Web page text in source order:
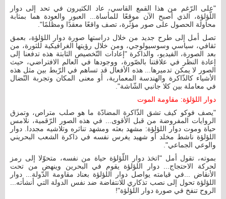
"على الرّغم من هذا القمع القاسي، عاد الكثيرون في تحد إلى دوار
اللّؤلؤة، الذي أصبح الآن موقعًا للمأساة... العبور والعودة هما بمثابة
محاولة الحصول على صور مؤثّرة، تصف واقعًا معقدًا ومظلمًا".
تصل أمل إلى طرح جديد من خلال دراستها صورة دوار اللؤلؤة، بعمق
ثقافي، سياسي وسوسيولوجي، ومن خلال رؤيتها الغرافيكية للثورة، من
بعد الصورة، الفيديو، والذاكرة "إعادات التّخصيص الثابتة هذه تدفعنا إلى
إعادة النظر في علاقتنا بالصّورة، ووجودها في العالم الافتراضي، حيث
الصور لا يمكن تدميرها... هذه الأفعال قد تساهم في الرّبط بين مثل هذه
الأشياء كالذّاكرة والهندسة المعمارية، أو معنى المكان وتجربة النّضال
في معاملة بين كلا جانبي الشّاشة".
دوار اللؤلؤة: مقاومة الموت
"يصف فوكو كيف تشق الذّاكرة المضادّة ما هو صلب متراص، وتمزق
الروايات المفروضة من قبل الأقوى... في هذه الصور الرّقمية، نلامس
حياة وموت دوار اللؤلؤة: مشهد بعثه ومشهد تناثره وتلاشيه مجددا. دوار
اللؤلؤة ناشط مخلد أو شهيد يغرس نفسه في ذاكرة الشعب البحريني
والوعي الجماعي".
بموته، تقول أمل "اتخذ دوار اللّؤلؤة حياة من نفسه، متحوّلا إلى رمز
لحركة الاحتجاج... دوار اللؤلؤة يقوم في البحرين وينهض من تحت
الأنقاض ...في قيامته يواصل دوار اللؤلؤة بعناد مقاومة الدّولة... دوار
اللؤلؤة تحول إلى نصب تذكاري للانتفاضة ضد نفس الدولة التي أنشأته...
الروح تنفخ في صورة دوار اللؤلؤة"!